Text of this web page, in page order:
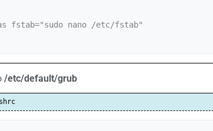
fstab="sudo nano /etc/fstab"
/etc/default/grub